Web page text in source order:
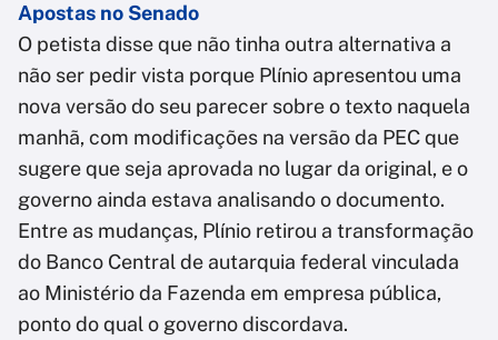
Apostas no Senado
O petista disse que não tinha outra alternativa a
não ser pedir vista porque Plínio apresentou uma
nova versão do seu parecer sobre o texto naquela
manhã, com modificações na versão da PEC que
sugere que seja aprovada no lugar da original, e o
governo ainda estava analisando o documento.
Entre as mudanças, Plínio retirou a transformação
do Banco Central de autarquia federal vinculada
ao Ministério da Fazenda em empresa pública,
ponto do qual o governo discordava.